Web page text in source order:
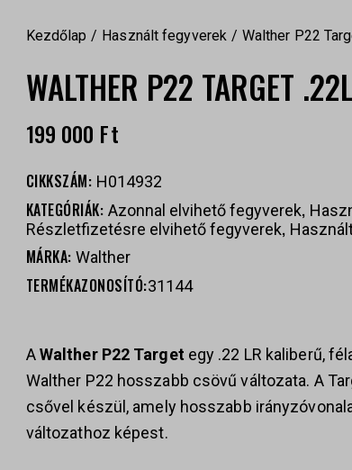
Kezdőlap Használt fegyverek Walther P22
WALTHER P22 TARGET
199 000 Ft
CIKKSZÁM: H014932
KATEGÓRIÁK: Azonnal elvihető fegyverek,
Részletfizetésre elvihető fegyverek,
MÁRKA:Walther
TERMÉKAZONOSÍTÓ:31144
AWalther P22 Target egy .22 LR kaliberű,
Walther P22 hosszabb csövű változata. A
csővel készül, amely hosszabb
változathoz képest.